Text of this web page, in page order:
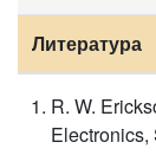
Литература
R. W.
Electronics,